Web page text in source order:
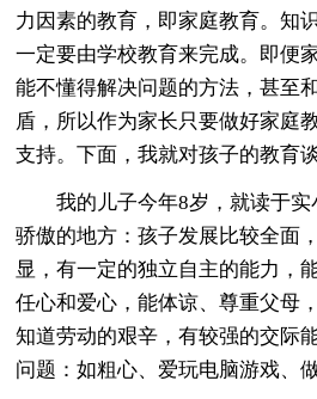
力因素的教育，即家庭教育。知
一定要由学校教育来完成。即便
能不懂得解决问题的方法，甚至
盾，所以作为家长只要做好家庭
支持。下面，我就对孩子的教育
我的儿子今年8岁，就读于实
骄傲的地方：孩子发展比较全面
显，有一定的独立自主的能力，
任心和爱心，能体谅、尊重父母
知道劳动的艰辛，有较强的交际
问题：如粗心、爱玩电脑游戏、